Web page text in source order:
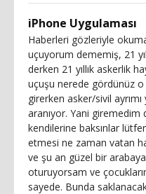
iPhone Uygulaması
Haberleri gözleriyle
uçuyorum dememiş, 21
derken 21 yıllık askerlik
uçuşu nerede gördünüz
girerken asker/sivil
aranıyor. Yani
kendilerine baksınlar
etmesi ne zaman vatan
ve şu an güzel bir
oturuyorsam ve
sayede. Bunda